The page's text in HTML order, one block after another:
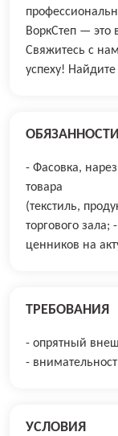
ВоркСтеп — это
Свяжитесь с
успеху!
ОБЯЗАННОСТИ
- Фасовка,
товара
(текстиль,
торгового зала;
ценников на
ТРЕБОВАНИЯ
- опрятный
-
УСЛОВИЯ